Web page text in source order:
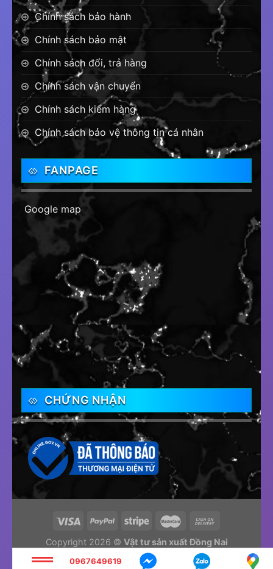
Chính sách bảo hành
Chính sách bảo mật
Chính sách đổi, trả hàng
Chính sách vận chuyển
Chính sách kiểm hàng
Chính sách bảo vệ thông tin cá nhân
FANPAGE
Google map
CHỨNG NHẬN
Copyright 2026 © Vật tư sản xuất Đồng Nai
Tư vấn và thiết kế web
Thiết kế website Biên Hòa
0967649619